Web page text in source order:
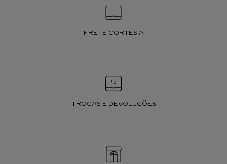
FRETE CORTESIA
TROCAS E DEVOLUÇÕES